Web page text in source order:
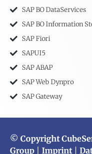
SAP BO DataServices
SAP BO Information
SAP Fiori
SAPUI5
SAP ABAP
SAP Web Dynpro
SAP Gateway
© Copyright
Group
Imprint